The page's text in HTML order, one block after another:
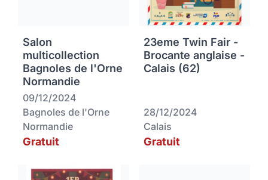
Salon
multicollection
Bagnoles de l'Orne
Normandie
09/12/2024
Bagnoles de l'Orne
Normandie
Gratuit
23eme Twin Fair -
Brocante anglaise -
Calais (62)
28/12/2024
Calais
Gratuit